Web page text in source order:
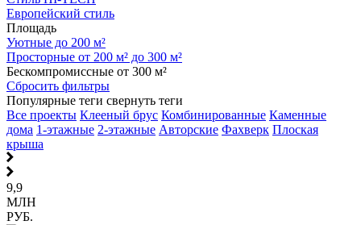
Европейский стиль
Площадь
Уютные до 200 м²
Просторные от 200 м² до 300 м²
Бескомпромиссные от 300 м²
Сбросить фильтры
Популярные теги свернуть теги
Все проекты Клееный брус Комбинированные Каменные
дома 1-этажные 2-этажные Авторские Фахверк Плоская
крыша
9,9
МЛН
РУБ.